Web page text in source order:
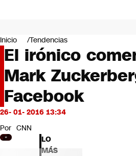
Negocios
Deportes
Programas completos
Cultura
Servicios
Bits
CNN tiempo
Futuro 360
Opinión
Inicio Tendencias
El irónico
Mark
Facebook
26- 01- 2016 13:34
Por CNN
LO
MÁS